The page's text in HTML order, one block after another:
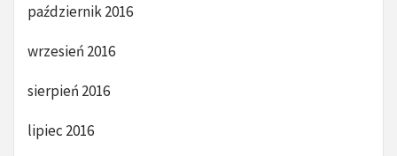
październik 2016
wrzesień 2016
sierpień 2016
lipiec 2016